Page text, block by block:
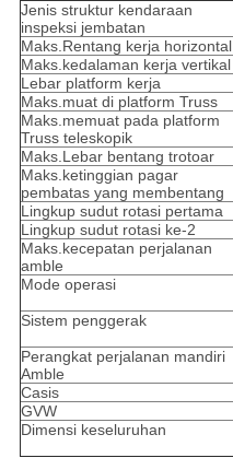
Jenis struktur kendaraan
inspeksi jembatan
Maks.Rentang kerja horizontal
Maks.kedalaman kerja vertikal
Lebar platform kerja
Maks.muat di platform Truss
Maks.memuat pada platform
Truss teleskopik
Maks.Lebar bentang trotoar
Maks.ketinggian pagar
pembatas yang membentang
Lingkup sudut rotasi pertama
Lingkup sudut rotasi ke-2
Maks.kecepatan perjalanan
amble
Mode operasi
Sistem penggerak
Perangkat perjalanan mandiri
Amble
Casis
GVW
Dimensi keseluruhan